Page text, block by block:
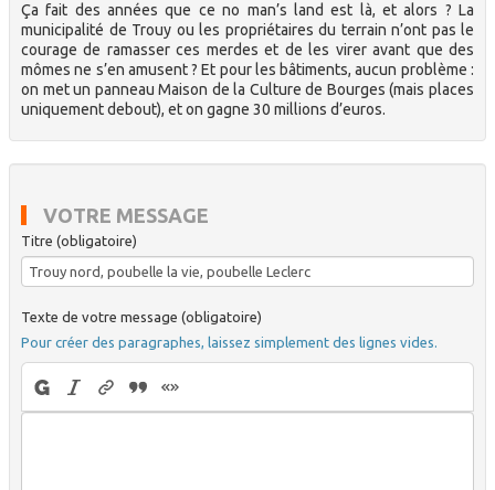
Ça fait des années que ce no man’s land est là, et alors ? La
municipalité de Trouy ou les propriétaires du terrain n’ont pas le
courage de ramasser ces merdes et de les virer avant que des
mômes ne s’en amusent ? Et pour les bâtiments, aucun problème :
on met un panneau Maison de la Culture de Bourges (mais places
uniquement debout), et on gagne 30 millions d’euros.
VOTRE MESSAGE
Titre (obligatoire)
Texte de votre message (obligatoire)
Pour créer des paragraphes, laissez simplement des lignes vides.